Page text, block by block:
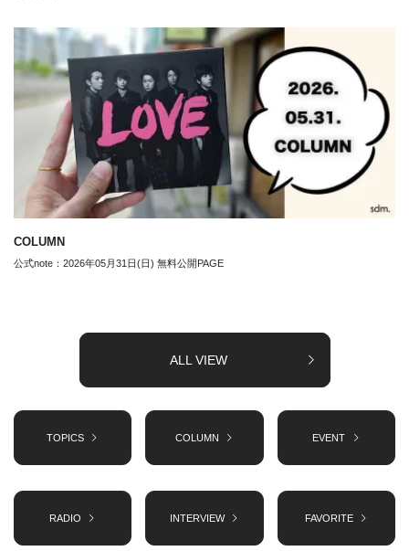
COLUMN
公式note：2026年05月31日(日) 無料公開PAGE
ALL VIEW
TOPICS COLUMN EVENT
RADIO INTERVIEW FAVORITE